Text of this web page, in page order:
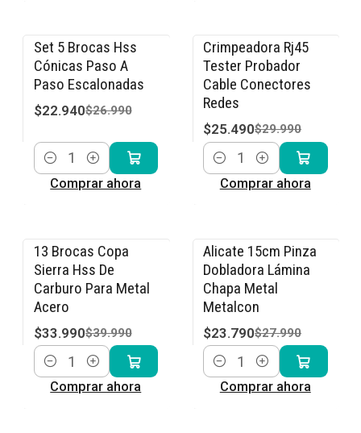
-15% OFF
Set 5 Brocas Hss
Cónicas Paso A
Paso Escalonadas
$22.940$26.990
Cantidad
Comprar ahora
-15% OFF
Crimpeadora Rj45
Tester Probador
Cable Conectores
Redes
$25.490$29.990
Cantidad
Comprar ahora
-15% OFF
13 Brocas Copa
Sierra Hss De
Carburo Para Metal
Acero
$33.990$39.990
Cantidad
Comprar ahora
-15% OFF
Alicate 15cm Pinza
Dobladora Lámina
Chapa Metal
Metalcon
$23.790$27.990
Cantidad
Comprar ahora